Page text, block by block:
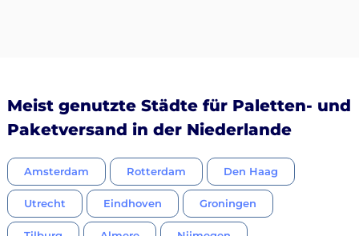
Meist genutzte Städte für Paletten- und
Paketversand in der Niederlande
Amsterdam Rotterdam Den Haag
Utrecht Eindhoven Groningen